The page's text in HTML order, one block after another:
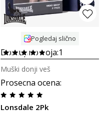
Pogledaj slično
Dostupno boja:1
Prosecna ocena:
Lonsdale 2Pk
Muški donji veš